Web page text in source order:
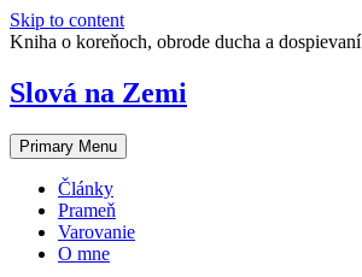
Skip to content
Kniha o koreňoch, obrode ducha a dospievaní
Slová na Zemi
Primary Menu
Články
Prameň
Varovanie
O mne